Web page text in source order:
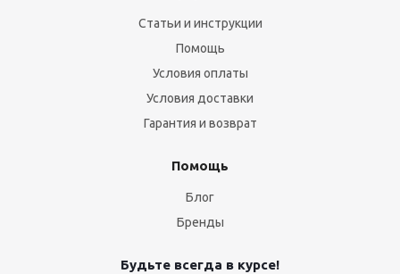
Статьи и инструкции
Помощь
Условия оплаты
Условия доставки
Гарантия и возврат
Помощь
Блог
Бренды
Будьте всегда в курсе!